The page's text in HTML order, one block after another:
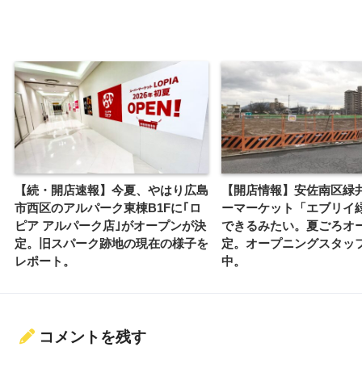
【続・開店速報】今夏、やはり広島
市西区のアルパーク東棟B1Fに｢ロ
ピア アルパーク店｣がオープンが決
定。旧スパーク跡地の現在の様子を
レポート。
【開店情報】安佐南区緑
ーマーケット「エブリイ
できるみたい。夏ごろオ
定。オープニングスタッ
中。
コメントを残す